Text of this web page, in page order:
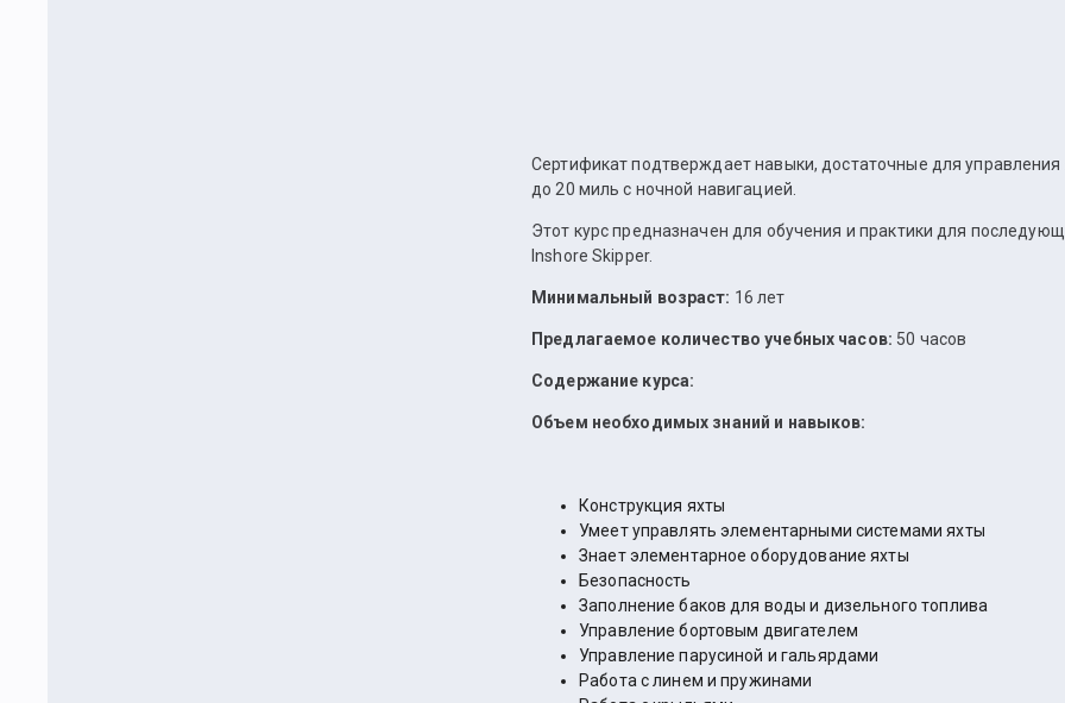
Сертификат подтверждает навыки, достаточные для управления
до 20 миль с ночной навигацией.
Этот курс предназначен для обучения и практики для
Inshore Skipper.
Минимальный возраст: 16 лет
Предлагаемое количество учебных часов: 50 часов
Содержание курса:
Объем необходимых знаний и навыков:
Конструкция яхты
Умеет управлять элементарными системами яхты
Знает элементарное оборудование яхты
Безопасность
Заполнение баков для воды и дизельного топлива
Управление бортовым двигателем
Управление парусиной и гальярдами
Работа с линем и пружинами